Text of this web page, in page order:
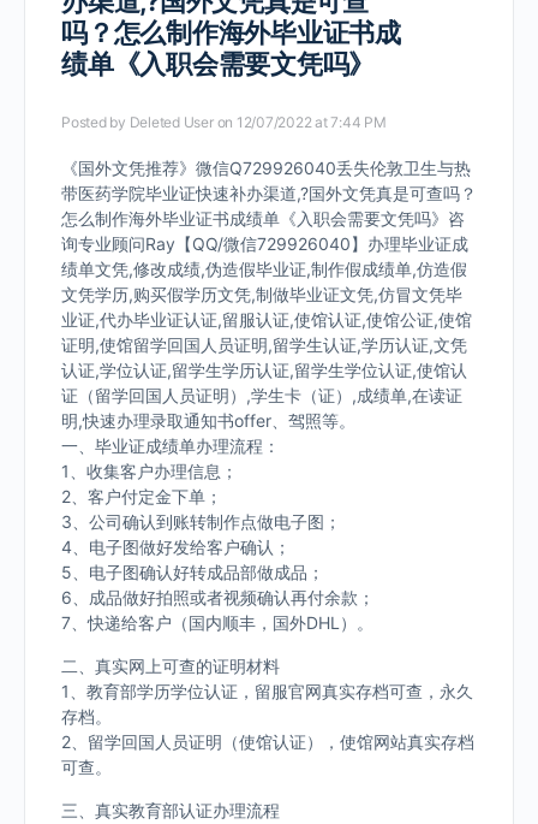
吗？怎么制作海外毕业证书成
绩单《入职会需要文凭吗》
Posted by Deleted User on 12/07/2022 at 7:44 PM
《国外文凭推荐》微信Q729926040丢失伦敦卫生与热
带医药学院毕业证快速补办渠道,?国外文凭真是可查吗？
怎么制作海外毕业证书成绩单《入职会需要文凭吗》咨
询专业顾问Ray【QQ/微信729926040】办理毕业证成
绩单文凭,修改成绩,伪造假毕业证,制作假成绩单,仿造假
文凭学历,购买假学历文凭,制做毕业证文凭,仿冒文凭毕
业证,代办毕业证认证,留服认证,使馆认证,使馆公证,使馆
证明,使馆留学回国人员证明,留学生认证,学历认证,文凭
认证,学位认证,留学生学历认证,留学生学位认证,使馆认
证（留学回国人员证明）,学生卡（证）,成绩单,在读证
明,快速办理录取通知书offer、驾照等。
一、毕业证成绩单办理流程：
1、收集客户办理信息；
2、客户付定金下单；
3、公司确认到账转制作点做电子图；
4、电子图做好发给客户确认；
5、电子图确认好转成品部做成品；
6、成品做好拍照或者视频确认再付余款；
7、快递给客户（国内顺丰，国外DHL）。
二、真实网上可查的证明材料
1、教育部学历学位认证，留服官网真实存档可查，永久
存档。
2、留学回国人员证明（使馆认证），使馆网站真实存档
可查。
三、真实教育部认证办理流程